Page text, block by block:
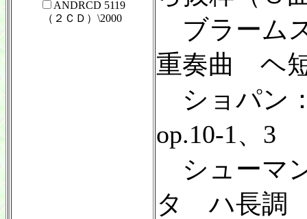
ANDRCD 5119
（２ＣＤ）\2000
ブラーム
重奏曲 ヘ
ショパン
op.10-1、3
シューマ
タ ハ長調